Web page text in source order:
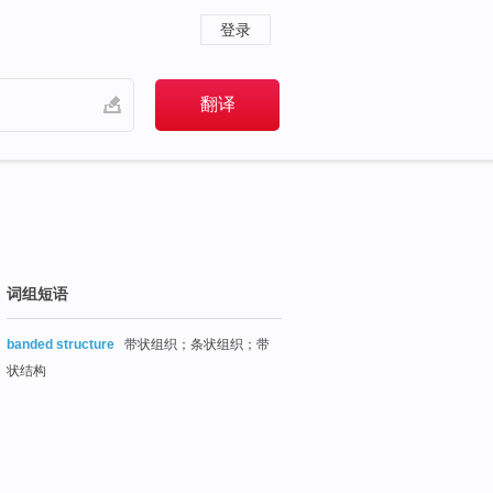
登录
词组短语
banded structure
带状组织；条状组织；带
状结构